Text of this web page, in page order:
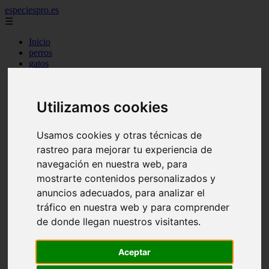
Utilizamos cookies
Usamos cookies y otras técnicas de
rastreo para mejorar tu experiencia de
navegación en nuestra web, para
mostrarte contenidos personalizados y
anuncios adecuados, para analizar el
tráfico en nuestra web y para comprender
de donde llegan nuestros visitantes.
Aceptar
especiespro.es
☰
Inicio
perros
gatos
acuarios
ventas
mantenimiento
aves
marketing
bienestar
peque os mam feros
verano
legislaci n
peluquer a